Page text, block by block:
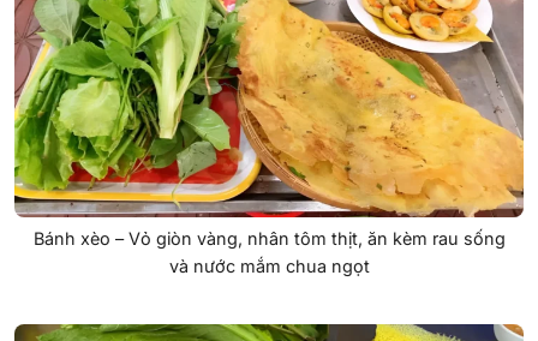
Bánh xèo – Vỏ giòn vàng, nhân tôm thịt, ăn kèm rau sống
và nước mắm chua ngọt